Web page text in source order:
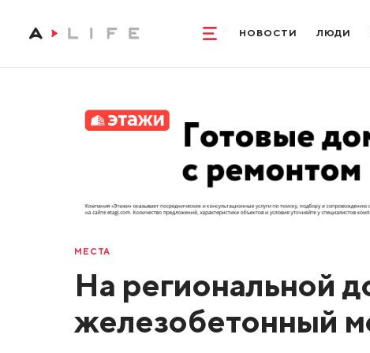
НОВОСТИ ЛЮДИ
МЕСТА
На региональной
железобетонный